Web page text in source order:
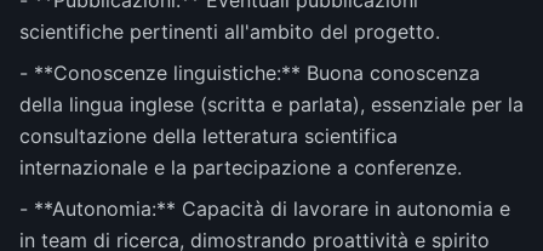
scientifiche pertinenti all'ambito del progetto.
- **Conoscenze linguistiche:** Buona conoscenza
della lingua inglese (scritta e parlata), essenziale per la
consultazione della letteratura scientifica
internazionale e la partecipazione a conferenze.
- **Autonomia:** Capacità di lavorare in autonomia e
in team di ricerca, dimostrando proattività e spirito